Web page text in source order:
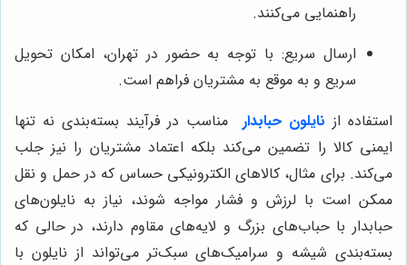
راهنمایی می‌کنند.
ارسال سریع: با توجه به حضور در تهران، امکان تحویل
سریع و به موقع به مشتریان فراهم است.
استفاده از نایلون حبابدار
مناسب در فرآیند بسته‌بندی نه تنها
ایمنی کالا را تضمین می‌کند بلکه اعتماد مشتریان را نیز جلب
می‌کند. برای مثال، کالاهای الکترونیکی حساس که در حمل و نقل
ممکن است با لرزش و فشار مواجه شوند، نیاز به نایلون‌های
حبابدار با حباب‌های بزرگ و لایه‌های مقاوم دارند، در حالی که
بسته‌بندی شیشه و سرامیک‌های سبک‌تر می‌تواند از نایلون با